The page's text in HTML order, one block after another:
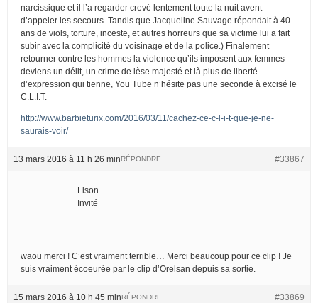
narcissique et il l’a regarder crevé lentement toute la nuit avent
d’appeler les secours. Tandis que Jacqueline Sauvage répondait à 40
ans de viols, torture, inceste, et autres horreurs que sa victime lui a fait
subir avec la complicité du voisinage et de la police.) Finalement
retourner contre les hommes la violence qu’ils imposent aux femmes
deviens un délit, un crime de lèse majesté et là plus de liberté
d’expression qui tienne, You Tube n’hésite pas une seconde à excisé le
C.L.I.T.
http://www.barbieturix.com/2016/03/11/cachez-ce-c-l-i-t-que-je-ne-
saurais-voir/
13 mars 2016 à 11 h 26 min #33867
RÉPONDRE
Lison
Invité
waou merci ! C’est vraiment terrible… Merci beaucoup pour ce clip ! Je
suis vraiment écoeurée par le clip d’Orelsan depuis sa sortie.
15 mars 2016 à 10 h 45 min #33869
RÉPONDRE